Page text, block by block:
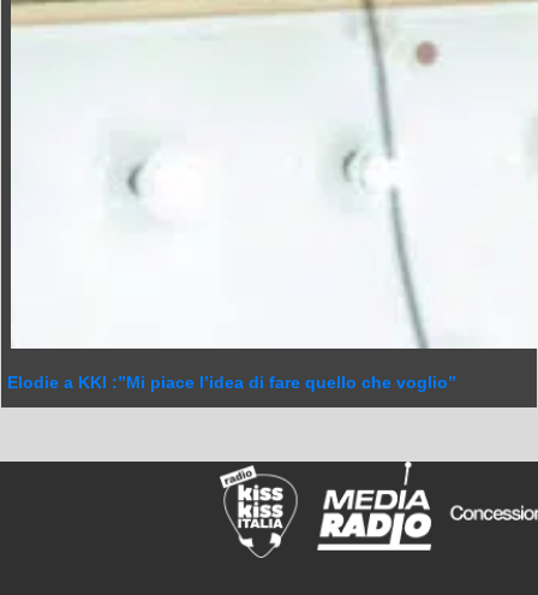
Elodie a KKI :”Mi piace l’idea di fare quello che voglio”